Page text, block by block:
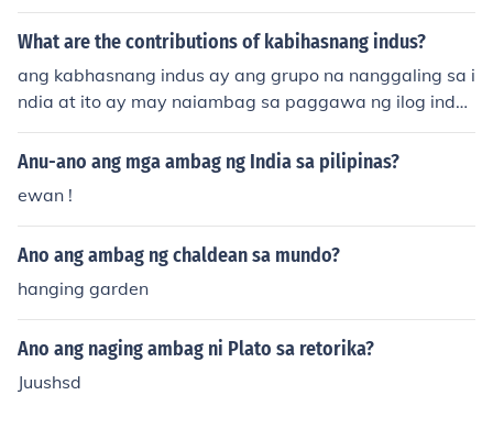
What are the contributions of kabihasnang indus?
ang kabhasnang indus ay ang grupo na nanggaling sa i
ndia at ito ay may naiambag sa paggawa ng ilog indu
s.
Anu-ano ang mga ambag ng India sa pilipinas?
ewan !
Ano ang ambag ng chaldean sa mundo?
hanging garden
Ano ang naging ambag ni Plato sa retorika?
Juushsd